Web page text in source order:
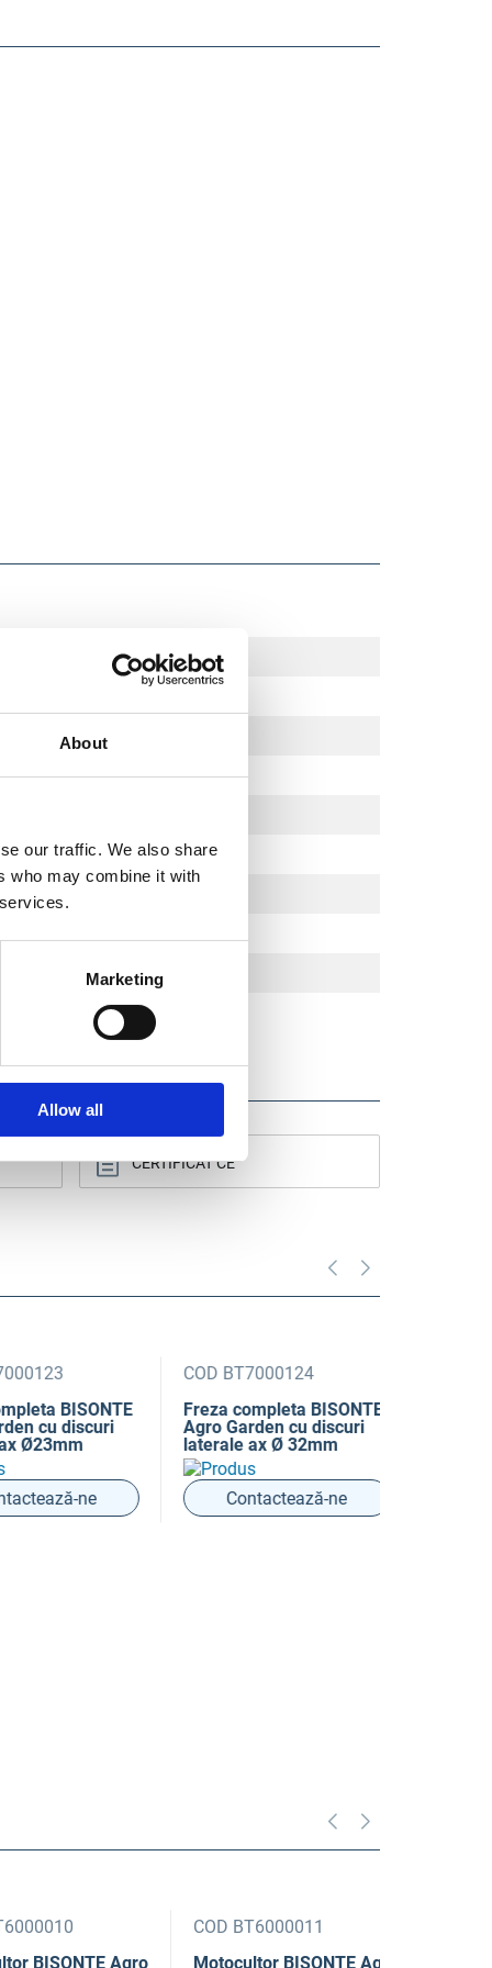
About
our traffic. We also share
who may combine it with
Marketing
Allow all
CERTIFICAT CE
BISONTE
cu discuri
ne
COD BT7000124
Freza completa BISONTE
Agro Garden cu discuri
laterale ax Ø 32mm
Contactează-ne
Agro
COD BT6000011
Motocultor BISONTE Agro